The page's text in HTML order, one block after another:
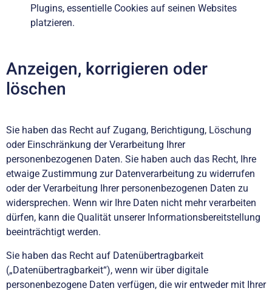
Plugins, essentielle Cookies auf seinen Websites
platzieren.
Anzeigen, korrigieren oder
löschen
Sie haben das Recht auf Zugang, Berichtigung, Löschung
oder Einschränkung der Verarbeitung Ihrer
personenbezogenen Daten. Sie haben auch das Recht, Ihre
etwaige Zustimmung zur Datenverarbeitung zu widerrufen
oder der Verarbeitung Ihrer personenbezogenen Daten zu
widersprechen. Wenn wir Ihre Daten nicht mehr verarbeiten
dürfen, kann die Qualität unserer Informationsbereitstellung
beeinträchtigt werden.
Sie haben das Recht auf Datenübertragbarkeit
(„Datenübertragbarkeit“), wenn wir über digitale
personenbezogene Daten verfügen, die wir entweder mit Ihrer